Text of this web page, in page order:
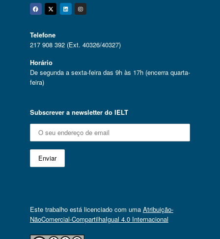
Facebook
Twitter
Linkedin
Instagram
Telefone
217 908 392 (Ext. 40326/40327)
Horário
De segunda a sexta-feira das 9h às 17h (encerra quarta-
feira)
Subscrever a newsletter do IELT
Este trabalho está licenciado com uma Atribuição-
NãoComercial-CompartilhaIgual 4.0 Internacional